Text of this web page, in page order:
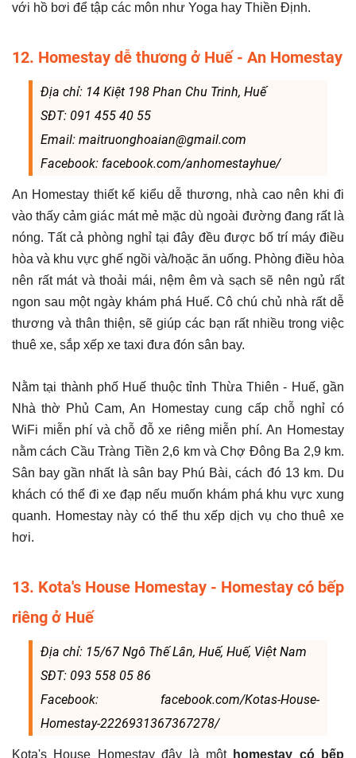
với hồ bơi để tập các môn như Yoga hay Thiền Định.
12. Homestay dễ thương ở Huế - An Homestay
Địa chỉ: 14 Kiệt 198 Phan Chu Trinh, Huế
SĐT: 091 455 40 55
Email: maitruonghoaian@gmail.com
Facebook: facebook.com/anhomestayhue/
An Homestay thiết kế kiểu dễ thương, nhà cao nên khi đi
vào thấy cảm giác mát mẻ mặc dù ngoài đường đang rất là
nóng. Tất cả phòng nghỉ tại đây đều được bố trí máy điều
hòa và khu vực ghế ngồi và/hoặc ăn uống. Phòng điều hòa
nên rất mát và thoải mái, nệm êm và sạch sẽ nên ngủ rất
ngon sau một ngày khám phá Huế. Cô chú chủ nhà rất dễ
thương và thân thiện, sẽ giúp các bạn rất nhiều trong việc
thuê xe, sắp xếp xe taxi đưa đón sân bay.
Nằm tại thành phố Huế thuộc tỉnh Thừa Thiên - Huế, gần
Nhà thờ Phủ Cam, An Homestay cung cấp chỗ nghỉ có
WiFi miễn phí và chỗ đỗ xe riêng miễn phí. An Homestay
nằm cách Cầu Tràng Tiền 2,6 km và Chợ Đông Ba 2,9 km.
Sân bay gần nhất là sân bay Phú Bài, cách đó 13 km. Du
khách có thể đi xe đạp nếu muốn khám phá khu vực xung
quanh. Homestay này có thể thu xếp dịch vụ cho thuê xe
hơi.
13. Kota's House Homestay - Homestay có bếp
riêng ở Huế
Địa chỉ: 15/67 Ngô Thế Lân, Huế, Huế, Việt Nam
SĐT: 093 558 05 86
Facebook: facebook.com/Kotas-House-
Homestay-2226931367367278/
Kota's House Homestay đây là một homestay có bếp